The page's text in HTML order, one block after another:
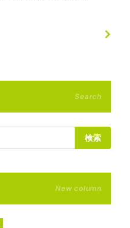
Search
検索
New column